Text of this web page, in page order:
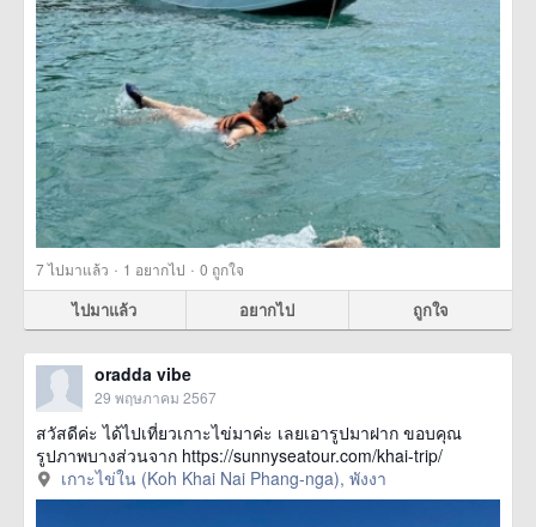
7ไปมาแล้ว · 1 อยากไป · 0 ถูกใจ
ไปมาแล้ว อยากไป ถูกใจ
oradda vibe
29 พฤษภาคม 2567
สวัสดีค่ะ ได้ไปเที่ยวเกาะไข่มาค่ะ เลยเอารูปมาฝาก ขอบคุณ
รูปภาพบางส่วนจาก https://sunnyseatour.com/khai-trip/
เกาะไข่ใน (Koh Khai Nai Phang-nga), พังงา